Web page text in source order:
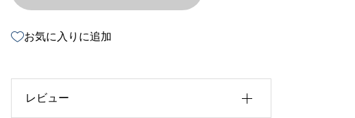
お気に入りに追加
レビュー